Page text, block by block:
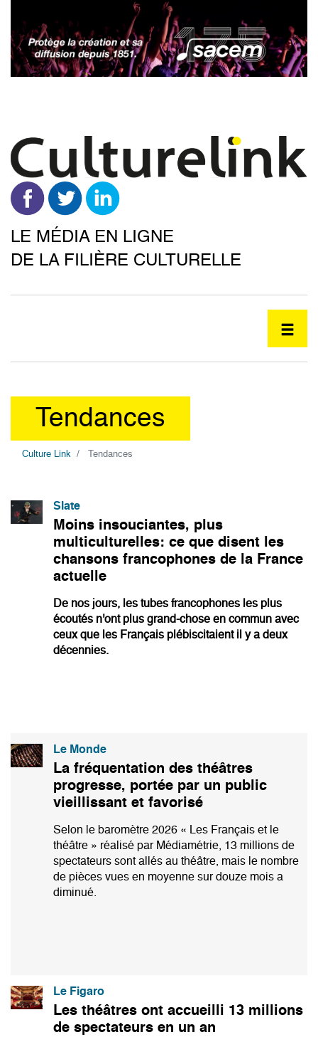
contenu
principal
LE MÉDIA EN LIGNE
DE LA FILIÈRE CULTURELLE
Tendances
Culture Link Tendances
Slate
Moins insouciantes, plus
multiculturelles: ce que disent les
chansons francophones de la France
actuelle
De nos jours, les tubes francophones les plus
écoutés n'ont plus grand-chose en commun avec
ceux que les Français plébiscitaient il y a deux
décennies.
Le Monde
La fréquentation des théâtres
progresse, portée par un public
vieillissant et favorisé
Selon le baromètre 2026 « Les Français et le
théâtre » réalisé par Médiamétrie, 13 millions de
spectateurs sont allés au théâtre, mais le nombre
de pièces vues en moyenne sur douze mois a
diminué.
Le Figaro
Les théâtres ont accueilli 13 millions
de spectateurs en un an